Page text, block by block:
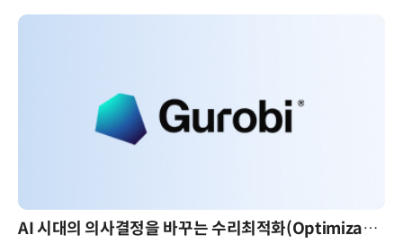
AI 시대의 의사결정을 바꾸는 수리최적화(Optimization): 실제 산업 적용 사례와 활용 전략